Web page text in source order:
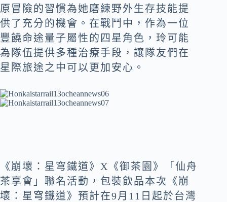
原冒險的習慣為她磨練野外生存技能提
供了充分的機會。在戰鬥中，作為一位
豐饒命途量子屬性的四星角色，玲可能
為隊伍提供多種治療手段，讓隊友們在
星際旅途之中可以更加安心。
《崩壞：星穹鐵道》X《御茶園》「仙舟
茶享會」聯名活動，包裝飲品本次《崩
壞：星穹鐵道》預計在9月11日起於台灣